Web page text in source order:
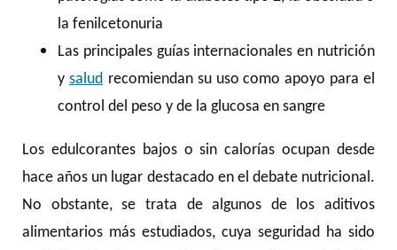
la fenilcetonuria
Las principales guías internacionales en nutrición
y salud recomiendan su uso como apoyo para el
control del peso y de la glucosa en sangre
Los edulcorantes bajos o sin calorías ocupan desde
hace años un lugar destacado en el debate nutricional.
No obstante, se trata de algunos de los aditivos
alimentarios más estudiados, cuya seguridad ha sido